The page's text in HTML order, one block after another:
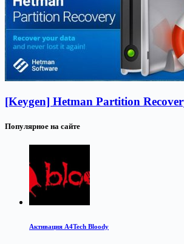
[Keygen] Hetman Partition
Популярное на сайте
Активация A4Tech Bloody